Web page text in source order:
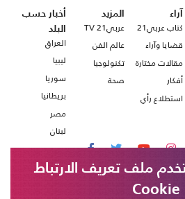
آراء
كتاب عربي21
قضايا وآراء
مقالات مختارة
أفكار
استطلاع رأي
المزيد
عربي21 TV
عالم الفن
تكنولوجيا
صحة
أخبار حسب
البلد
العراق
ليبيا
سوريا
بريطانيا
مصر
لبنان
ملف تعريف الارتباط
Cookie